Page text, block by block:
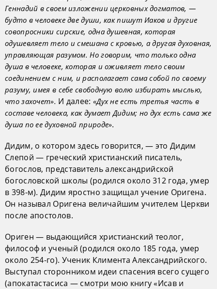
Геннадий в своем изложении церковных догматов, —
будто в человеке две души, как пишут Иаков и другие
совопросники сирские, одна душевная, которая
одушевляет тело и смешана с кровью, а другая духовная,
управляющая разумом. Но говорим, что только одна
душа в человеке, которая и оживляет тело своим
соединением с ним, и располагает сама собой по своему
разуму, имея в себе свободную волю избирать мыслью,
что захочет». И далее: «Дух не есть третья часть в
составе человека, как думает Дидим; но дух есть сама же
душа по ее духовной природе».
Дидим, о котором здесь говорится, — это Дидим
Слепой — греческий христианский писатель,
богослов, представитель александрийской
богословской школы (родился около 312 года, умер
в 398-м). Дидим яростно защищал учение Оригена.
Он называл Оригена величайшим учителем Церкви
после апостолов.
Ориген — выдающийся христианский теолог,
философ и ученый (родился около 185 года, умер
около 254-го). Ученик Климента Александрийского.
Выступал сторонником идеи спасения всего сущего
(апокатастасиса — смотри мою книгу «Исав и